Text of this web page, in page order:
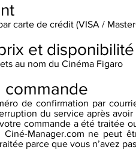
carte de crédit (VISA /
et disponibilité
au nom du Cinéma Figaro
commande
de confirmation par
du service après
commande a été traitée
Ciné-Manager.com ne peut
parce que vous n’avez